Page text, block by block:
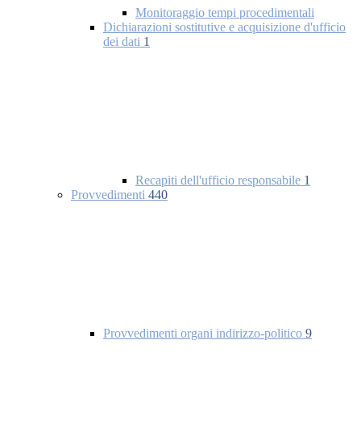
Monitoraggio tempi procedimentali
Dichiarazioni sostitutive e acquisizione d'ufficio
dei dati 1
Recapiti dell'ufficio responsabile 1
Provvedimenti 440
Provvedimenti organi indirizzo-politico 9